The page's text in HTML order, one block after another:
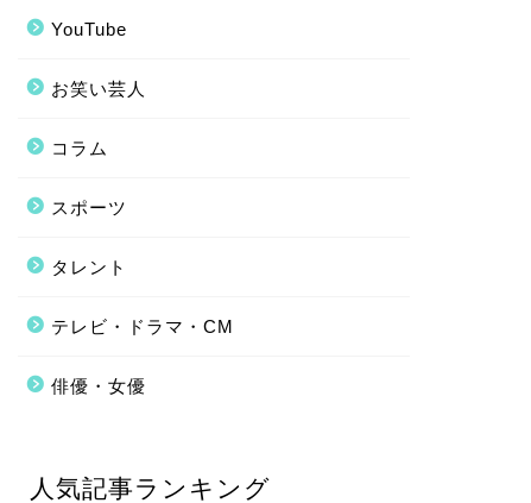
YouTube
お笑い芸人
コラム
スポーツ
タレント
テレビ・ドラマ・CM
俳優・女優
人気記事ランキング